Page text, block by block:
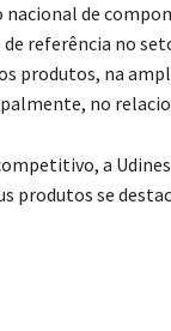
nacional de
referência no
produtos, na
no
a
produtos se